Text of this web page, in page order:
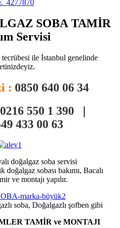
SOBA TAMİR
Servisi
tecrübesi ile İstanbul genelinde
: 0850 640 06 34
0216 550 1 390
|
433 00 63
doğalgaz soba servisi
sobası bakımı, Bacalı
ve montajı yapılır.
soba, Doğalgazlı şofben gibi
TAMİR ve MONTAJI